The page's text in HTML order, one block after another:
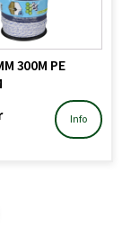
300M PE
Info